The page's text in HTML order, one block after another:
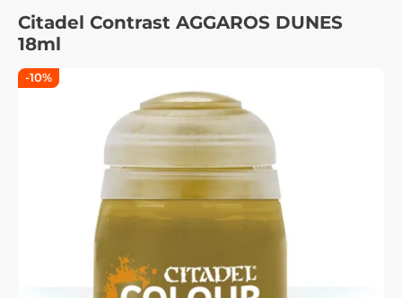
Citadel Contrast AGGAROS DUNES
18ml
-10%